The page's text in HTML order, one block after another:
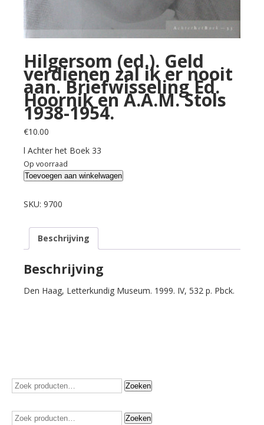
Hilgersom (ed.). Geld
verdienen zal ik er nooit
aan. Briefwisseling Ed.
Hoornik en A.A.M. Stols
1938-1954.
€10.00
l Achter het Boek 33
Op voorraad
Hilgersom
Geld
zal
er
nooit
Briefwisseling
1954.
aantal
Toevoegen aan winkelwagen
SKU: 9700
Beschrijving
Beschrijving
Den Haag, Letterkundig Museum. 1999. IV, 532 p. Pbck.
Zoeken
Zoeken
Zoeken
Zoeken